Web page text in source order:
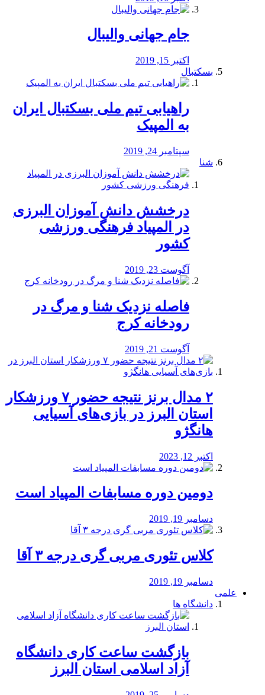
جام جهانی والیبال
اکتبر 15, 2019
بسکتبال
راهیابی تیم ملی بسکتبال ایران
به المپیک
سپتامبر 24, 2019
شنا
درخشش دانش آموزان البرزی
در المپیاد فرهنگی ورزشی
کشور
آگوست 23, 2019
️فاصله نزدیک شنا و مرگ در
رودخانه کرج
آگوست 21, 2019
۲ مدال برنز نتیجه حضور ۷ ورزشکار
استان البرز در بازی‌های آسیایی
هانگژو
اکتبر 12, 2023
دومین دوره مسابفات المپیاد است
دسامبر 19, 2019
کلاس تئوری مربی گری درجه ۳ آقا
دسامبر 19, 2019
علمی
دانشگاه ها
بازگشت ساعت کاری دانشگاه
آزاد اسلامی استان البرز